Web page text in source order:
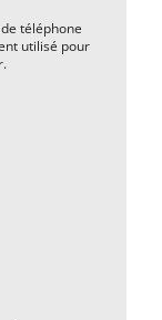
téléphone
utilisé pour